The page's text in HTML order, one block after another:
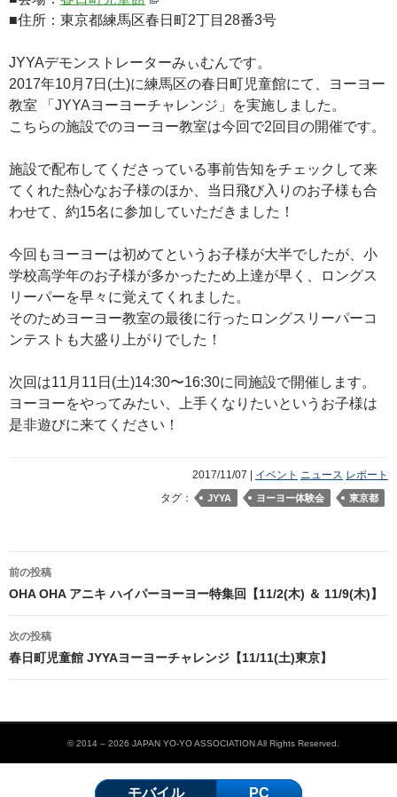
■住所：東京都練馬区春日町2丁目28番3号
JYYAデモンストレーターみぃむんです。
2017年10月7日(土)に練馬区の春日町児童館にて、ヨーヨー
教室 「JYYAヨーヨーチャレンジ」を実施しました。
こちらの施設でのヨーヨー教室は今回で2回目の開催です。
施設で配布してくださっている事前告知をチェックして来
てくれた熱心なお子様のほか、当日飛び入りのお子様も合
わせて、約15名に参加していただきました！
今回もヨーヨーは初めてというお子様が大半でしたが、小
学校高学年のお子様が多かったため上達が早く、ロングス
リーパーを早々に覚えてくれました。
そのためヨーヨー教室の最後に行ったロングスリーパーコ
ンテストも大盛り上がりでした！
次回は11月11日(土)14:30〜16:30に同施設で開催します。
ヨーヨーをやってみたい、上手くなりたいというお子様は
是非遊びに来てください！
2017/11/07 | イベント ニュース レポート
タグ：
JYYA ヨーヨー体験会 東京都
投稿ナビゲーション
前の投稿
OHA OHA アニキ ハイパーヨーヨー特集回【11/2(木) ＆ 11/9(木)】
次の投稿
春日町児童館 JYYAヨーヨーチャレンジ【11/11(土)東京】
© 2014 – 2026 JAPAN YO-YO ASSOCIATION All Rights Reserved.
モバイル PC